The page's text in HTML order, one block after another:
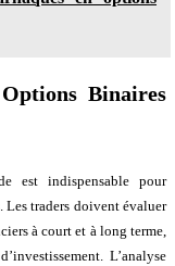
Binaires
est indispensable pour
traders doivent évaluer
à court et à long terme,
L’analyse